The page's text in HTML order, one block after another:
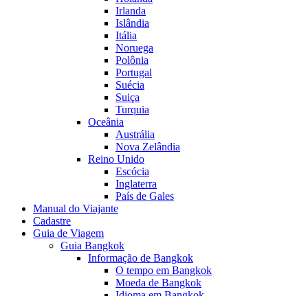
Irlanda
Islândia
Itália
Noruega
Polônia
Portugal
Suécia
Suiça
Turquia
Oceânia
Austrália
Nova Zelândia
Reino Unido
Escócia
Inglaterra
País de Gales
Manual do Viajante
Cadastre
Guia de Viagem
Guia Bangkok
Informação de Bangkok
O tempo em Bangkok
Moeda de Bangkok